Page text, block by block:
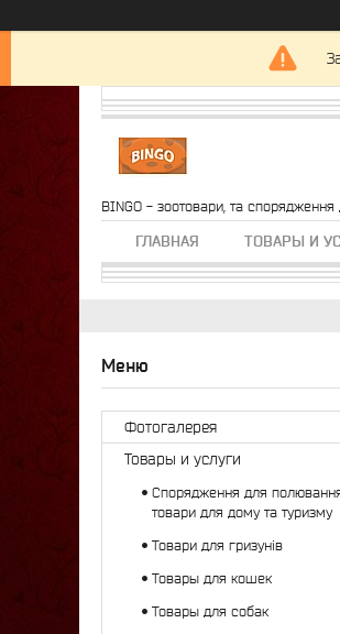
BINGO - зоотовари, та
ГЛАВНАЯ ТОВАРЫ И
Фотогалерея
Товары и услуги
Спорядження для
товари для дому та туризму
Товари для гризунів
Товары для кошек
Товары для собак